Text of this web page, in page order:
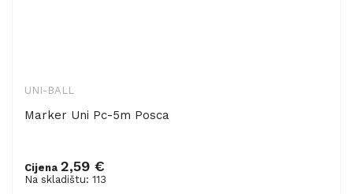
UNI-BALL
Marker Uni Pc-5m Posca
Cijena 2,59 €
Na skladištu: 113
Dodaj u košaricu